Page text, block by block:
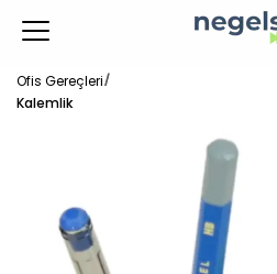
Ofis Gereçleri
Kalemlik